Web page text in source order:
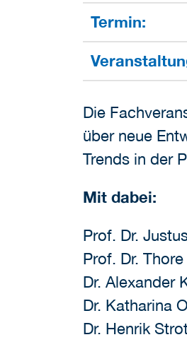
Termin:
Die
über neue
Trends in der
Mit dabei:
Prof. Dr.
Prof. Dr.
Dr. Alexander
Dr. Katharina
Dr. Henrik